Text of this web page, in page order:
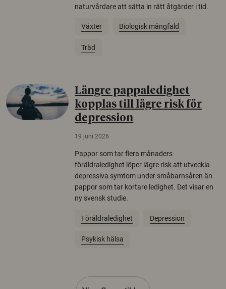
naturvårdare att sätta in rätt åtgärder i tid.
Växter Biologisk mångfald
Träd
Längre pappaledighet
kopplas till lägre risk för
depression
19 juni 2026
Pappor som tar flera månaders
föräldraledighet löper lägre risk att utveckla
depressiva symtom under småbarnsåren än
pappor som tar kortare ledighet. Det visar en
ny svensk studie.
Föräldraledighet Depression
Psykisk hälsa